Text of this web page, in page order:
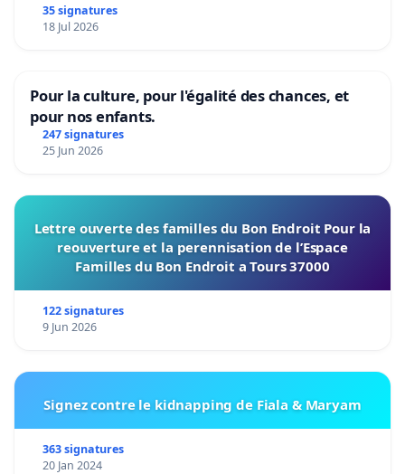
35 signatures
18 Jul 2026
Pour la culture, pour l'égalité des chances, et
pour nos enfants.
247 signatures
25 Jun 2026
Lettre ouverte des familles du Bon Endroit Pour la
reouverture et la perennisation de l’Espace
Familles du Bon Endroit a Tours 37000
122 signatures
9 Jun 2026
Signez contre le kidnapping de Fiala & Maryam
363 signatures
20 Jan 2024